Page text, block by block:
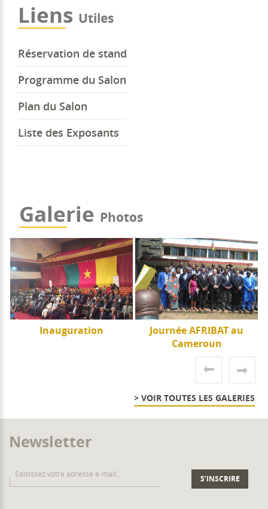
Liens Utiles
Réservation de stand
Programme du Salon
Plan du Salon
Liste des Exposants
Galerie Photos
Inauguration
Journée AFRIBAT au
Cameroun
> VOIR TOUTES LES GALERIES
Newsletter